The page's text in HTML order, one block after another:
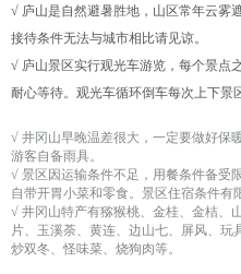
√ 庐山是自然避暑胜地，山区常年云雾
接待条件无法与城市相比请见谅。
√ 庐山景区实行观光车游览，每个景点
耐心等待。观光车循环倒车每次上下景
√ 井冈山早晚温差很大，一定要做好保
游客自备雨具。
√ 景区因运输条件不足，用餐条件备受
自带开胃小菜和零食。景区住宿条件有
√ 井冈山特产有猕猴桃、金桂、金桔、
片、玉溪荼、黄连、边山七、屏风、玩
炒双冬、怪味菜、烧狗肉等。